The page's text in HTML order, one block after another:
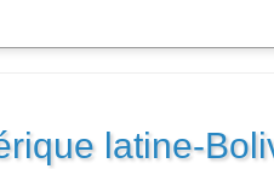
latine-